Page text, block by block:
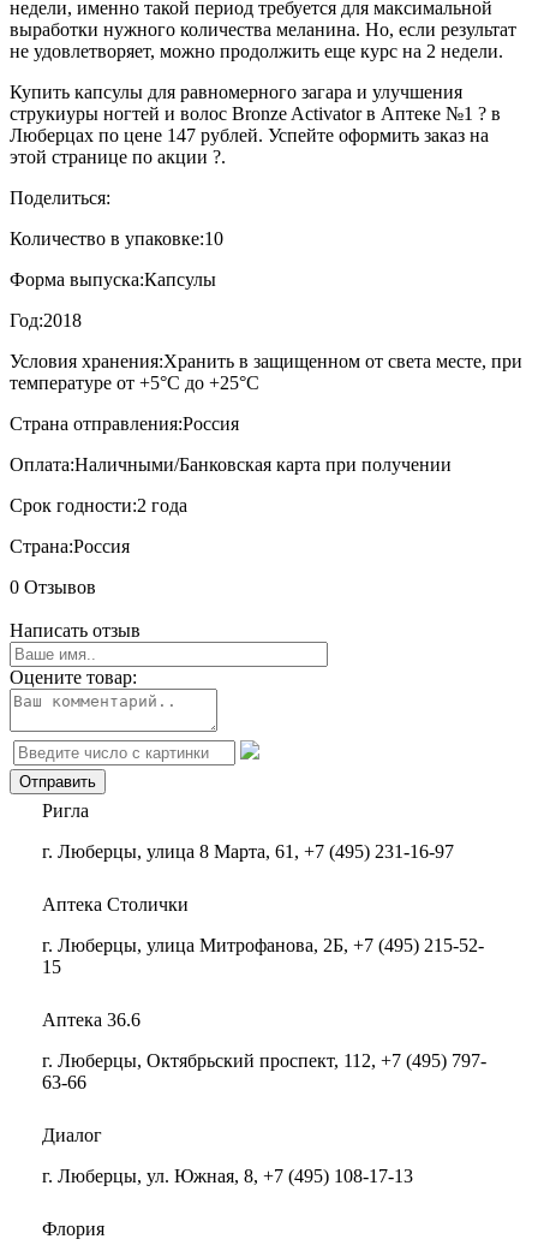
недели, именно такой период требуется для максимальной
выработки нужного количества меланина. Но, если результат
не удовлетворяет, можно продолжить еще курс на 2 недели.
Купить капсулы для равномерного загара и улучшения
струкиуры ногтей и волос Bronze Activator в Аптеке №1 ? в
Люберцах по цене 147 рублей. Успейте оформить заказ на
этой странице по акции ?.
Поделиться:
Количество в упаковке:10
Форма выпуска:Капсулы
Год:2018
Условия хранения:Хранить в защищенном от света месте, при
температуре от +5°С до +25°С
Страна отправления:Россия
Оплата:Наличными/Банковская карта при получении
Срок годности:2 года
Страна:Россия
0 Отзывов
Написать отзыв
Оцените товар:
Ригла
г. Люберцы, улица 8 Марта, 61, +7 (495) 231-16-97
Аптека Столички
г. Люберцы, улица Митрофанова, 2Б, +7 (495) 215-52-
15
Аптека 36.6
г. Люберцы, Октябрьский проспект, 112, +7 (495) 797-
63-66
Диалог
г. Люберцы, ул. Южная, 8, +7 (495) 108-17-13
Флория